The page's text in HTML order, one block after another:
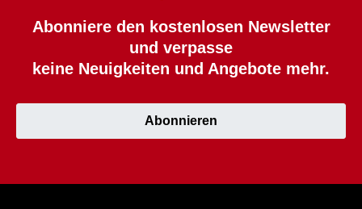
Abonniere den kostenlosen Newsletter
und verpasse
keine Neuigkeiten und Angebote mehr.
Abonnieren